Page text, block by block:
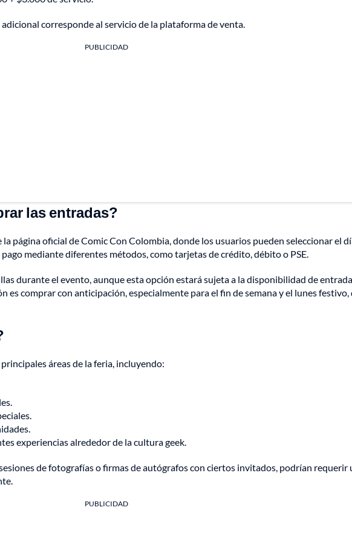
corresponde al servicio de la plataforma de venta.
PUBLICIDAD
las entradas?
página oficial de Comic Con Colombia, donde los usuarios pueden seleccionar el
mediante diferentes métodos, como tarjetas de crédito, débito o PSE.
durante el evento, aunque esta opción estará sujeta a la disponibilidad de
es comprar con anticipación, especialmente para el fin de semana y el lunes festivo,
áreas de la feria, incluyendo:
experiencias alrededor de la cultura geek.
de fotografías o firmas de autógrafos con ciertos invitados, podrían requerir
PUBLICIDAD